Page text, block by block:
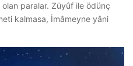
olan paralar. Züyûf ile ödünç
kalmasa, İmâmeyne yâni